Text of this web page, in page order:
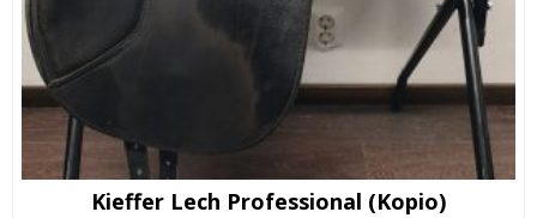
Kieffer Lech Professional (Kopio)